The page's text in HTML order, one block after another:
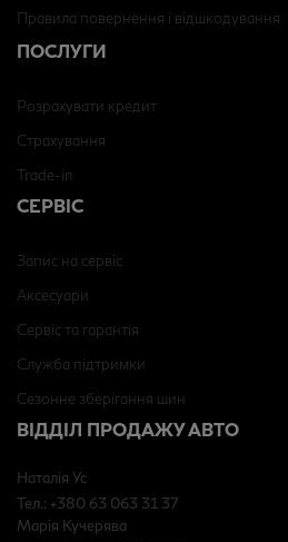
Правила повернення і відшкодування
ПОСЛУГИ
Розрахувати кредит
Страхування
Trade-in
СЕРВІС
Запис на сервіс
Аксесуари
Сервіс та гарантія
Служба підтримки
Сезонне зберігання шин
ВІДДІЛ ПРОДАЖУ АВТО
Наталія Ус
Тел.: +380 63 063 31 37
Марія Кучерява